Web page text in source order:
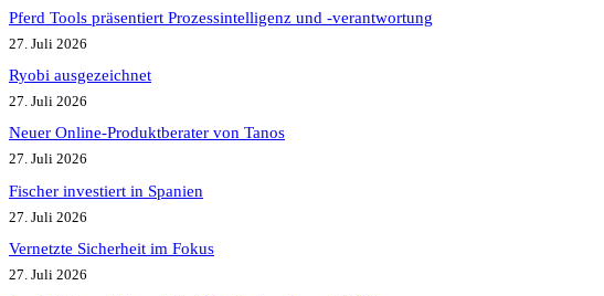
Pferd Tools präsentiert Prozessintelligenz und -verantwortung
27. Juli 2026
Ryobi ausgezeichnet
27. Juli 2026
Neuer Online-Produktberater von Tanos
27. Juli 2026
Fischer investiert in Spanien
27. Juli 2026
Vernetzte Sicherheit im Fokus
27. Juli 2026